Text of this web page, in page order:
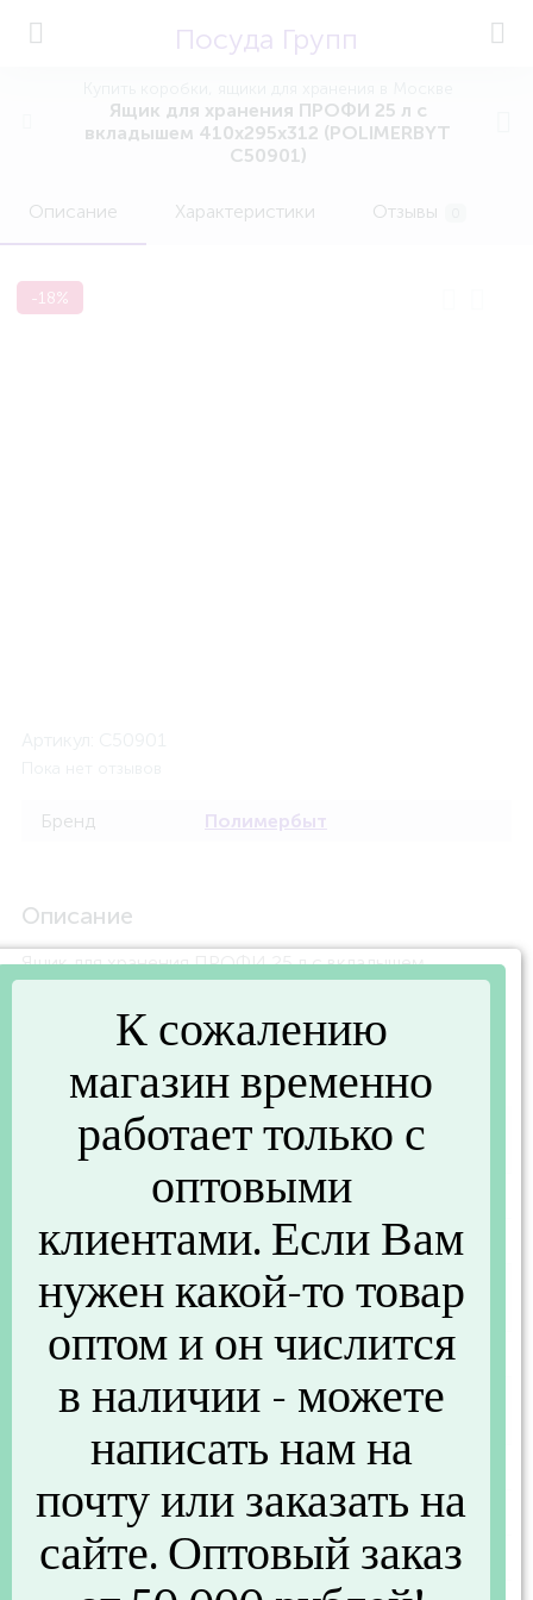
Посуда Групп
Ящик для хранения ПРОФИ 25 л с
вкладышем 410х295х312 (POLIMERBYT
C50901)
Описание Характеристики Отзывы
-18%
Бренд Полимербыт
Описание
Ящик для хранения ПРОФИ 25 л с вкладышем
410х295х312 (POLIMERBYT C50901)
Характеристики
Основные
C50901
Бренд
Полимербыт
Размеры и вес
Вес (г) 1447
Другие параметры
Материал
Пластик
Вес (кг)
1.447
Объем (м3)
0,02
К сожалению
магазин временно
работает только с
оптовыми
клиентами. Если Вам
нужен какой-то товар
оптом и он числится
в наличии - можете
написать нам на
почту или заказать на
сайте. Оптовый заказ